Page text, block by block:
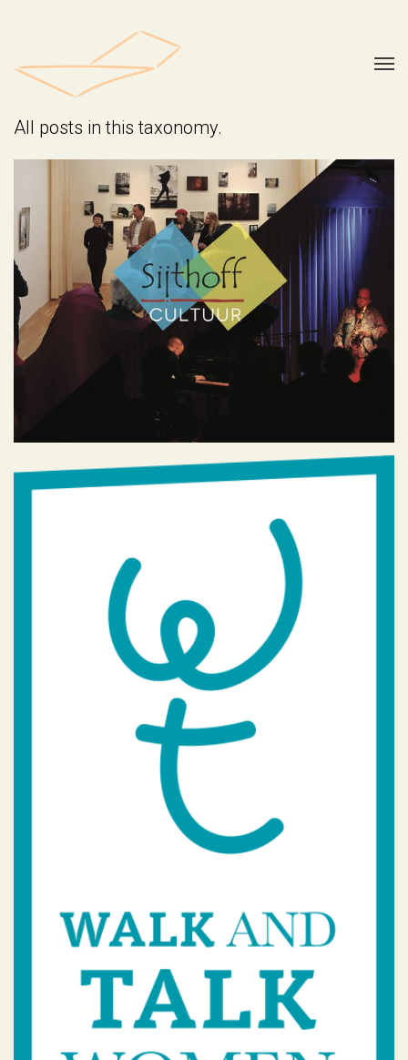
All posts in this taxonomy.
Sijthoff 2017 en 2018
Geen categorie
Walk & Talk Women
Geen categorie